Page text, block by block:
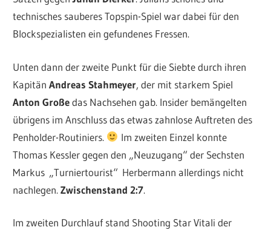
technisches sauberes Topspin-Spiel war dabei für den
Blockspezialisten ein gefundenes Fressen.
Unten dann der zweite Punkt für die Siebte durch ihren
KapitänAndreas Stahmeyer, der mit starkem Spiel
Anton Großedas Nachsehen gab. Insider bemängelten
übrigens im Anschluss das etwas zahnlose Auftreten des
Penholder-Routiniers.
Im zweiten Einzel konnte
Thomas Kessler gegen den „Neuzugang“ der Sechsten
Markus „Turniertourist“ Herbermann allerdings nicht
nachlegen.Zwischenstand 2:7.
Im zweiten Durchlauf stand Shooting Star Vitali der